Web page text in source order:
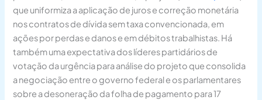
que uniformiza a aplicação de juros e correção monetária
nos contratos de dívida sem taxa convencionada, em
ações por perdas e danos e em débitos trabalhistas. Há
também uma expectativa dos líderes partidários de
votação da urgência para análise do projeto que consolida
a negociação entre o governo federal e os parlamentares
sobre a desoneração da folha de pagamento para 17